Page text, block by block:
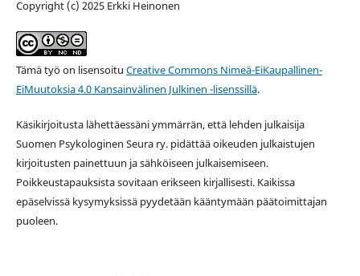
Copyright (c) 2025 Erkki Heinonen
Tämä työ on lisensoitu Creative Commons Nimeä-EiKaupallinen-
EiMuutoksia 4.0 Kansainvälinen Julkinen -lisenssillä.
Käsikirjoitusta lähettäessäni ymmärrän, että lehden julkaisija
Suomen Psykologinen Seura ry. pidättää oikeuden julkaistujen
kirjoitusten painettuun ja sähköiseen julkaisemiseen.
Poikkeustapauksista sovitaan erikseen kirjallisesti. Kaikissa
epäselvissä kysymyksissä pyydetään kääntymään päätoimittajan
puoleen.